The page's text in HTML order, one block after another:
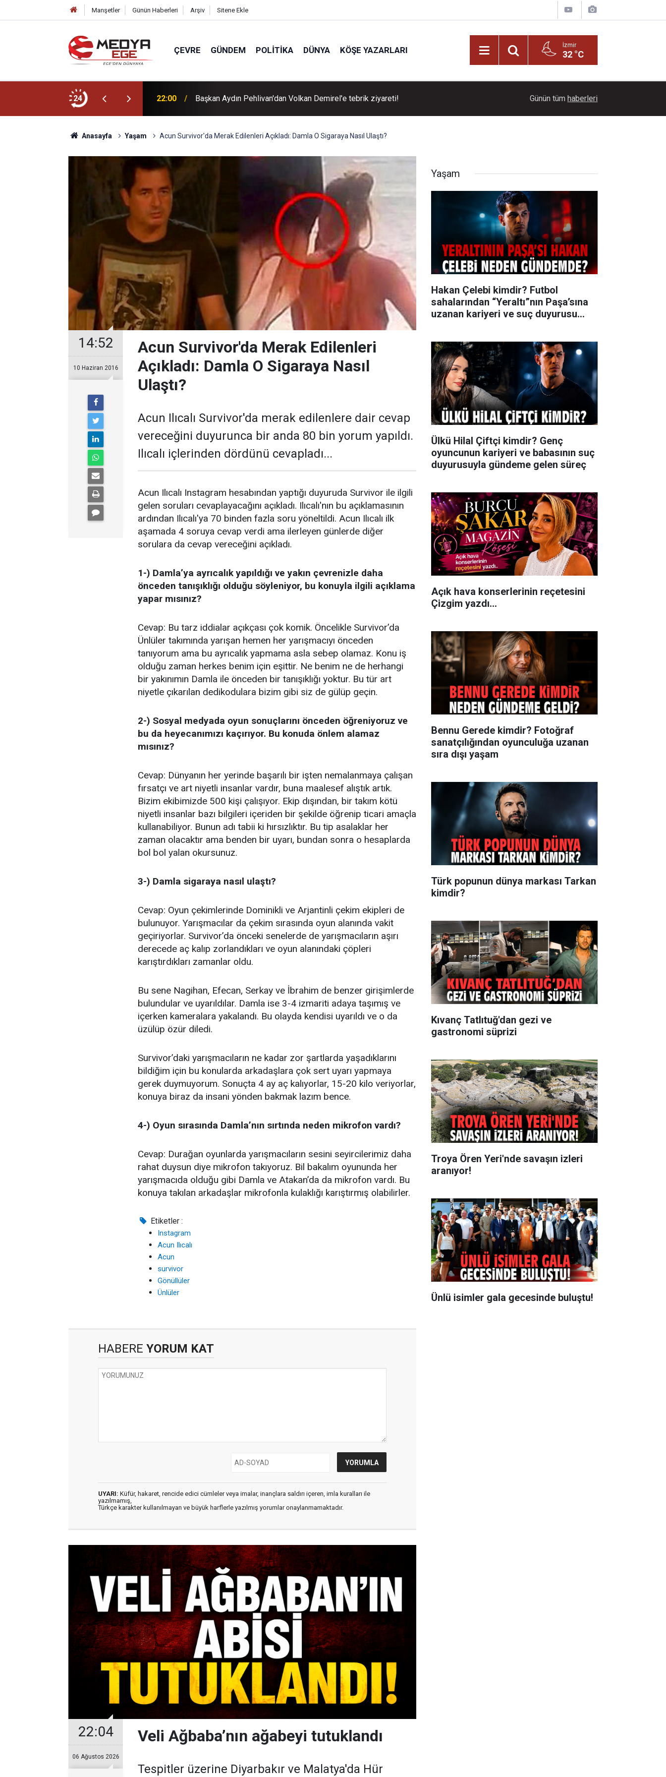
Manşetler Günün Haberleri Arşiv Sitene Ekle
ÇEVRE GÜNDEM POLITIKA DÜNYA KÖŞE YAZARLARI İzmir
32 °C
24 22:00 Başkan Aydın Pehlivan'dan Volkan Demirel'e tebrik ziyareti! Ayçiçeği tarlaları ihtişamıyla görenleri büyüledi!
Günün tüm haberleri
Anasayfa Yaşam Acun Survivor'da Merak Edilenleri Açıkladı: Damla O Sigaraya Nasıl Ulaştı?
14:52
10 Haziran 2016
Acun Survivor'da Merak Edilenleri
Açıkladı: Damla O Sigaraya Nasıl
Ulaştı?
Acun Ilıcalı Survivor'da merak edilenlere dair cevap
vereceğini duyurunca bir anda 80 bin yorum yapıldı.
Ilıcalı içlerinden dördünü cevapladı...
Acun Ilıcalı Instagram hesabından yaptığı duyuruda Survivor ile ilgili
gelen soruları cevaplayacağını açıkladı. Ilıcalı'nın bu açıklamasının
ardından Ilıcalı'ya 70 binden fazla soru yöneltildi. Acun Ilıcalı ilk
aşamada 4 soruya cevap verdi ama ilerleyen günlerde diğer
sorulara da cevap vereceğini açıkladı.
1-) Damla’ya ayrıcalık yapıldığı ve yakın çevrenizle daha
önceden tanışıklığı olduğu söyleniyor, bu konuyla ilgili açıklama
yapar mısınız?
Cevap: Bu tarz iddialar açıkçası çok komik. Öncelikle Survivor’da
Ünlüler takımında yarışan hemen her yarışmacıyı önceden
tanıyorum ama bu ayrıcalık yapmama asla sebep olamaz. Konu iş
olduğu zaman herkes benim için eşittir. Ne benim ne de herhangi
bir yakınımın Damla ile önceden bir tanışıklığı yoktur. Bu tür art
niyetle çıkarılan dedikodulara bizim gibi siz de gülüp geçin.
2-) Sosyal medyada oyun sonuçlarını önceden öğreniyoruz ve
bu da heyecanımızı kaçırıyor. Bu konuda önlem alamaz
mısınız?
Cevap: Dünyanın her yerinde başarılı bir işten nemalanmaya çalışan
fırsatçı ve art niyetli insanlar vardır, buna maalesef alıştık artık.
Bizim ekibimizde 500 kişi çalışıyor. Ekip dışından, bir takım kötü
niyetli insanlar bazı bilgileri içeriden bir şekilde öğrenip ticari amaçla
kullanabiliyor. Bunun adı tabii ki hırsızlıktır. Bu tip asalaklar her
zaman olacaktır ama benden bir uyarı, bundan sonra o hesaplarda
bol bol yalan okursunuz.
3-) Damla sigaraya nasıl ulaştı?
Cevap: Oyun çekimlerinde Dominikli ve Arjantinli çekim ekipleri de
bulunuyor. Yarışmacılar da çekim sırasında oyun alanında vakit
geçiriyorlar. Survivor’da önceki senelerde de yarışmacıların aşırı
derecede aç kalıp zorlandıkları ve oyun alanındaki çöpleri
karıştırdıkları zamanlar oldu.
Bu sene Nagihan, Efecan, Serkay ve İbrahim de benzer girişimlerde
bulundular ve uyarıldılar. Damla ise 3-4 izmariti adaya taşımış ve
içerken kameralara yakalandı. Bu olayda kendisi uyarıldı ve o da
üzülüp özür diledi.
Survivor’daki yarışmacıların ne kadar zor şartlarda yaşadıklarını
bildiğim için bu konularda arkadaşlara çok sert uyarı yapmaya
gerek duymuyorum. Sonuçta 4 ay aç kalıyorlar, 15-20 kilo veriyorlar,
konuya biraz da insani yönden bakmak lazım bence.
4-) Oyun sırasında Damla’nın sırtında neden mikrofon vardı?
Cevap: Durağan oyunlarda yarışmacıların sesini seyircilerimiz daha
rahat duysun diye mikrofon takıyoruz. Bil bakalım oyununda her
yarışmacıda olduğu gibi Damla ve Atakan’da da mikrofon vardı. Bu
konuya takılan arkadaşlar mikrofonla kulaklığı karıştırmış olabilirler.
Etiketler :
Instagram
Acun Ilıcalı
Acun
survivor
Gönüllüler
Ünlüler
HABERE YORUM KAT
UYARI: Küfür, hakaret, rencide edici cümleler veya imalar, inançlara saldırı içeren, imla kuralları ile
yazılmamış,
Türkçe karakter kullanılmayan ve büyük harflerle yazılmış yorumlar onaylanmamaktadır.
22:04
06 Ağustos 2026
Veli Ağbaba’nın ağabeyi tutuklandı
Tespitler üzerine Diyarbakır ve Malatya'da Hür
Yaşam
Hakan Çelebi kimdir? Futbol
sahalarından “Yeraltı”nın Paşa’sına
uzanan kariyeri ve suç duyurusu
Ülkü Hilal Çiftçi kimdir? Genç
oyuncunun kariyeri ve babasının suç
duyurusuyla gündeme gelen süreç
Açık hava konserlerinin reçetesini
Çizgim yazdı...
Bennu Gerede kimdir? Fotoğraf
sanatçılığından oyunculuğa uzanan
sıra dışı yaşam
Türk popunun dünya markası Tarkan
kimdir?
Kıvanç Tatlıtuğ'dan gezi ve
gastronomi süprizi
Troya Ören Yeri'nde savaşın izleri
aranıyor!
Ünlü isimler gala gecesinde buluştu!